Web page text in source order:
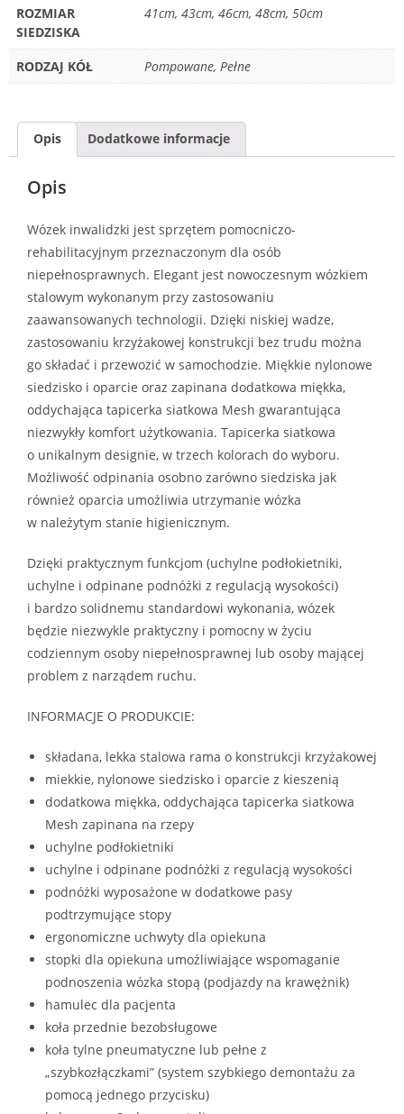
ROZMIAR
SIEDZISKA
41cm, 43cm, 46cm, 48cm, 50cm
RODZAJ KÓŁ Pompowane, Pełne
Opis Dodatkowe informacje
Opis
Wózek inwalidzki jest sprzętem pomocniczo-
rehabilitacyjnym przeznaczonym dla osób
niepełnosprawnych. Elegant jest nowoczesnym wózkiem
stalowym wykonanym przy zastosowaniu
zaawansowanych technologii. Dzięki niskiej wadze,
zastosowaniu krzyżakowej konstrukcji bez trudu można
go składać i przewozić w samochodzie. Miękkie nylonowe
siedzisko i oparcie oraz zapinana dodatkowa miękka,
oddychająca tapicerka siatkowa Mesh gwarantująca
niezwykły komfort użytkowania. Tapicerka siatkowa
o unikalnym designie, w trzech kolorach do wyboru.
Możliwość odpinania osobno zarówno siedziska jak
również oparcia umożliwia utrzymanie wózka
w należytym stanie higienicznym.
Dzięki praktycznym funkcjom (uchylne podłokietniki,
uchylne i odpinane podnóżki z regulacją wysokości)
i bardzo solidnemu standardowi wykonania, wózek
będzie niezwykle praktyczny i pomocny w życiu
codziennym osoby niepełnosprawnej lub osoby mającej
problem z narządem ruchu.
INFORMACJE O PRODUKCIE:
składana, lekka stalowa rama o konstrukcji krzyżakowej
miekkie, nylonowe siedzisko i oparcie z kieszenią
dodatkowa miękka, oddychająca tapicerka siatkowa
Mesh zapinana na rzepy
uchylne podłokietniki
uchylne i odpinane podnóżki z regulacją wysokości
podnóżki wyposażone w dodatkowe pasy
podtrzymujące stopy
ergonomiczne uchwyty dla opiekuna
stopki dla opiekuna umożliwiające wspomaganie
podnoszenia wózka stopą (podjazdy na krawężnik)
hamulec dla pacjenta
koła przednie bezobsługowe
koła tylne pneumatyczne lub pełne z
„szybkozłączkami” (system szybkiego demontażu za
pomocą jednego przycisku)